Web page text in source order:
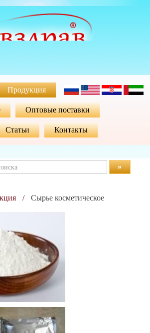
Продукция
Оптовые поставки
Статьи Контакты
»
Сырье косметическое